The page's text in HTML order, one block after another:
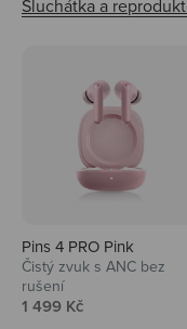
Pins 4 PRO Pink
Čistý zvuk s ANC bez
rušení
Prodejní cena
1 499 Kč